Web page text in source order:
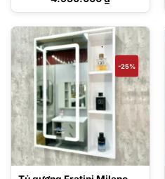
12.320.000 ₫.
Giá
tại
là:
4.930.000 ₫.
-25%